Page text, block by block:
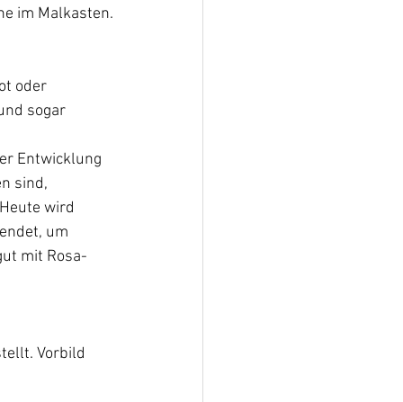
im Malkasten.
oder
sogar
Entwicklung
sind,
wird
um
mit Rosa-
Vorbild